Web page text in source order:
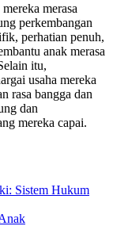
merasa
perkembangan
perhatian penuh,
anak merasa
itu,
usaha mereka
rasa bangga dan
dan
mereka capai.
Sistem Hukum